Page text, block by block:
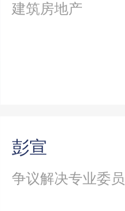
建筑房地产
彭宣